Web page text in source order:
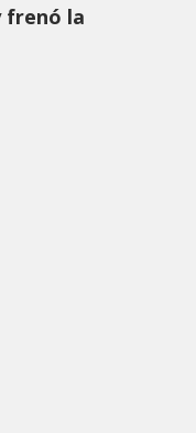
frenó la